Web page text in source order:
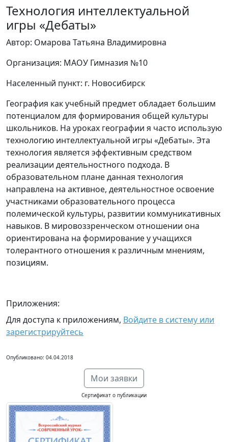
Технология интеллектуальной
игры «Дебаты»
Автор: Омарова Татьяна Владимировна
Организация: МАОУ Гимназия №10
Населенный пункт: г. Новосибирск
География как учебный предмет обладает большим
потенциалом для формирования общей культуры
школьников. На уроках географии я часто использую
технологию интеллектуальной игры «Дебаты». Эта
технология является эффективным средством
реализации деятельностного подхода. В
образовательном плане данная технология
направлена на активное, деятельностное освоение
участниками образовательного процесса
полемической культуры, развитии коммуникативных
навыков. В мировоззренческом отношении она
ориентирована на формирование у учащихся
толерантного отношения к различным мнениям,
позициям.
Приложения:
Для доступа к приложениям, Войдите в систему или
зарегистрируйтесь
Опубликовано: 04.04.2018
Мои заявки
Сертификат о публикации